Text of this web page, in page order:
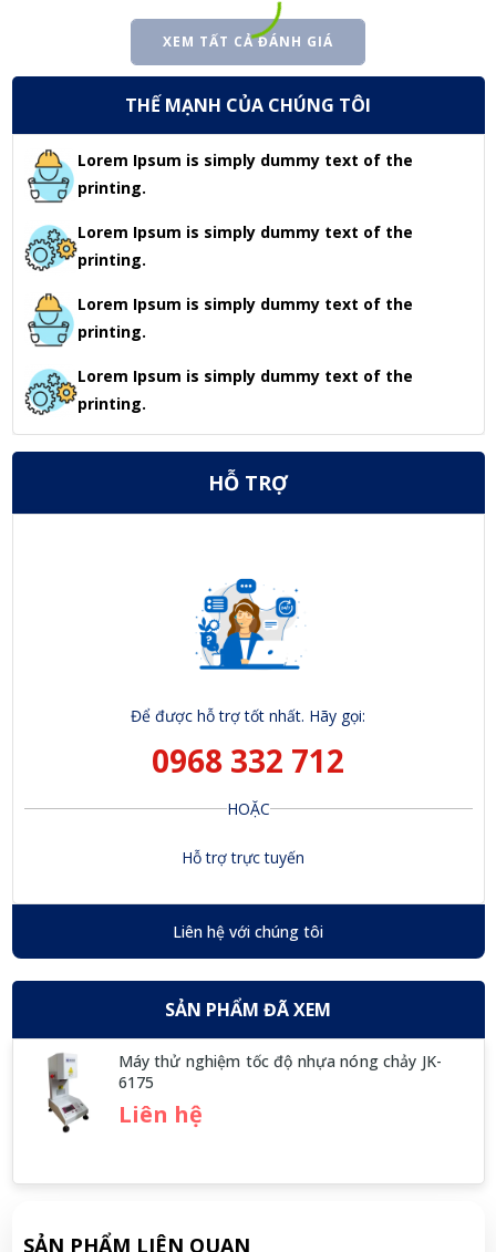
XEM TẤT CẢ ĐÁNH GIÁ
THẾ MẠNH CỦA CHÚNG TÔI
Lorem Ipsum is simply dummy text of the
printing.
Lorem Ipsum is simply dummy text of the
printing.
Lorem Ipsum is simply dummy text of the
printing.
Lorem Ipsum is simply dummy text of the
printing.
HỖ TRỢ
Để được hỗ trợ tốt nhất. Hãy gọi:
0968 332 712
HOẶC
Hỗ trợ trực tuyến
Liên hệ với chúng tôi
SẢN PHẨM ĐÃ XEM
Máy thử nghiệm tốc độ nhựa nóng chảy JK-
6175
Liên hệ
SẢN PHẨM LIÊN QUAN